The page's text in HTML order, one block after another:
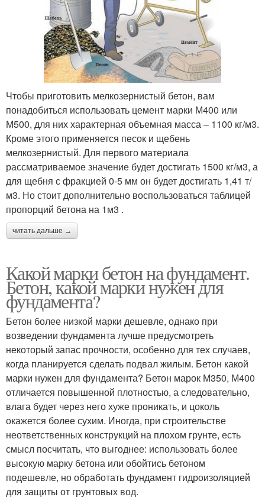
Чтобы приготовить мелкозернистый бетон, вам
понадобиться использовать цемент марки М400 или
М500, для них характерная объемная масса – 1100 кг/м3.
Кроме этого применяется песок и щебень
мелкозернистый. Для первого материала
рассматриваемое значение будет достигать 1500 кг/м3, а
для щебня с фракцией 0-5 мм он будет достигать 1,41 т/
м3. Но стоит дополнительно воспользоваться таблицей
пропорций бетона на 1м3 .
читать дальше →
Какой марки бетон на фундамент.
Бетон, какой марки нужен для
фундамента?
Бетон более низкой марки дешевле, однако при
возведении фундамента лучше предусмотреть
некоторый запас прочности, особенно для тех случаев,
когда планируется сделать подвал жилым. Бетон какой
марки нужен для фундамента? Бетон марок М350, М400
отличается повышенной плотностью, а следовательно,
влага будет через него хуже проникать, и цоколь
окажется более сухим. Иногда, при строительстве
неответственных конструкций на плохом грунте, есть
смысл посчитать, что выгоднее: использовать более
высокую марку бетона или обойтись бетоном
подешевле, но обработать фундамент гидроизоляцией
для защиты от грунтовых вод.